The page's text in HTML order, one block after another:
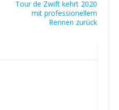
Tour de Zwift kehrt 2020
mit professionellem
Rennen zurück